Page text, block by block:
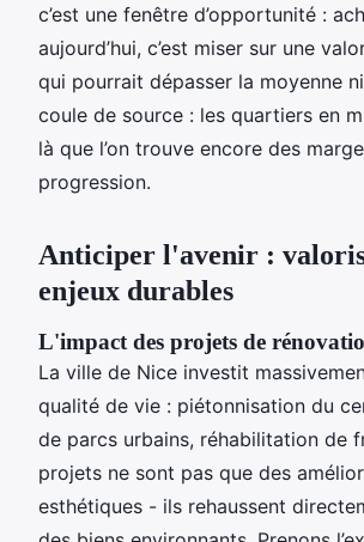
c’est une fenêtre d’opportunité :
aujourd’hui, c’est miser sur une
qui pourrait dépasser la moyenne
coule de source : les quartiers en
là que l’on trouve encore des
progression.
Anticiper l'avenir :
enjeux durables
L'impact des projets de
La ville de Nice investit
qualité de vie : piétonnisation du
de parcs urbains, réhabilitation de
projets ne sont pas que des
esthétiques - ils rehaussent